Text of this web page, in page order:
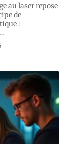
au laser repose
de
:
…
En voir plus